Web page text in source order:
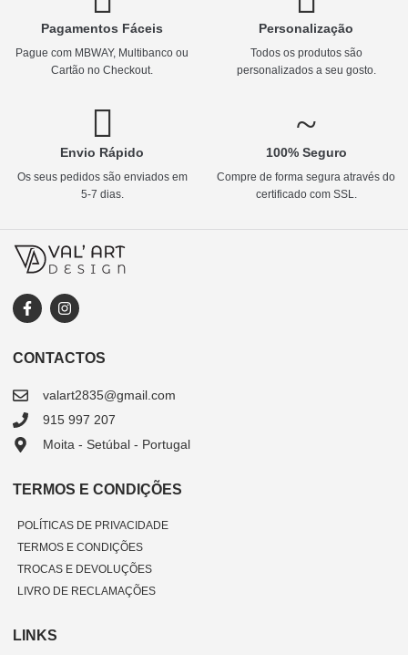
Pagamentos Fáceis
Pague com MBWAY, Multibanco ou
Cartão no Checkout.
Personalização
Todos os produtos são
personalizados a seu gosto.
Envio Rápido
Os seus pedidos são enviados em
5-7 dias.
100% Seguro
Compre de forma segura através do
certificado com SSL.
CONTACTOS
valart2835@gmail.com
915 997 207
Moita - Setúbal - Portugal
TERMOS E CONDIÇÕES
POLÍTICAS DE PRIVACIDADE
TERMOS E CONDIÇÕES
TROCAS E DEVOLUÇÕES
LIVRO DE RECLAMAÇÕES
LINKS